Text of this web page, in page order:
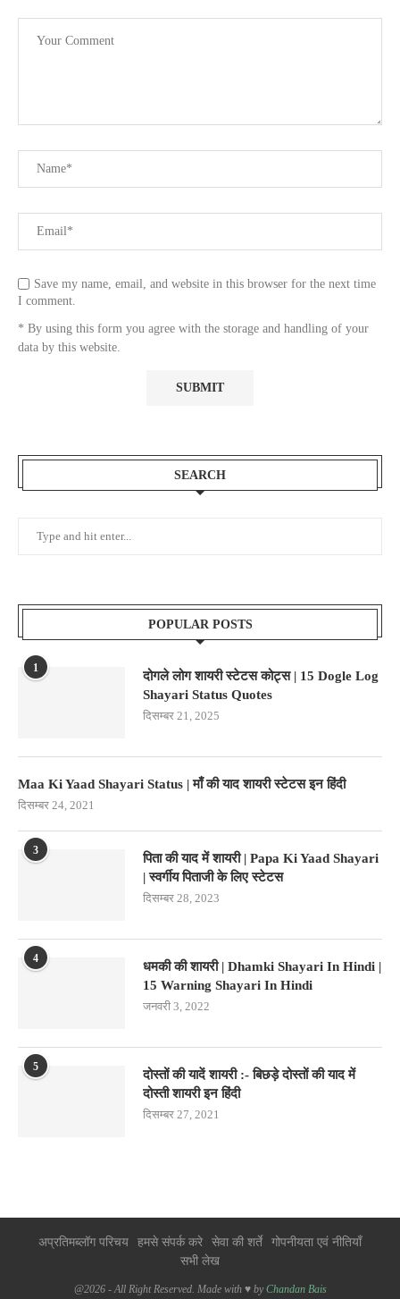
Save my name, email, and website in this browser for the next time
I comment.
* By using this form you agree with the storage and handling of your
data by this website.
SEARCH
POPULAR POSTS
1
दोगले लोग शायरी स्टेटस कोट्स | 15 Dogle Log
Shayari Status Quotes
दिसम्बर 21, 2025
Maa Ki Yaad Shayari Status | माँ की याद शायरी स्टेटस इन हिंदी
दिसम्बर 24, 2021
3
पिता की याद में शायरी | Papa Ki Yaad Shayari
| स्वर्गीय पिताजी के लिए स्टेटस
दिसम्बर 28, 2023
4
धमकी की शायरी | Dhamki Shayari In Hindi |
15 Warning Shayari In Hindi
जनवरी 3, 2022
5
दोस्तों की यादें शायरी :- बिछड़े दोस्तों की याद में
दोस्ती शायरी इन हिंदी
दिसम्बर 27, 2021
अप्रतिमब्लॉग परिचय हमसे संपर्क करे सेवा की शर्ते
गोपनीयता एवं नीतियाँ
सभी लेख
@2026 - All Right Reserved. Made with ♥ byChandan Bais